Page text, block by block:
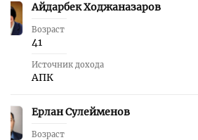
49 Айдарбек Ходжаназаров
Возраст
41
Источник дохода
АПК
50 Ерлан Сулейменов
Возраст